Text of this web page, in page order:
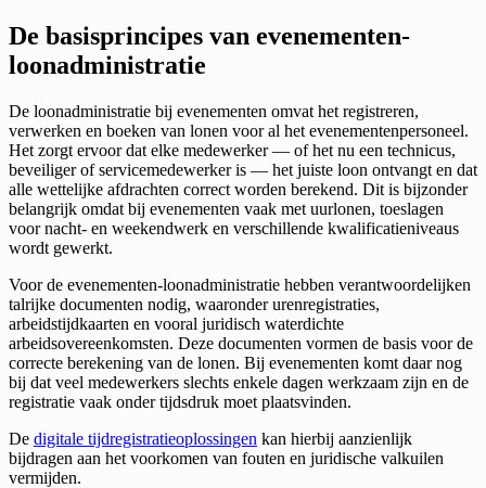
De basisprincipes van evenementen-
loonadministratie
De loonadministratie bij evenementen omvat het registreren,
verwerken en boeken van lonen voor al het evenementenpersoneel.
Het zorgt ervoor dat elke medewerker — of het nu een technicus,
beveiliger of servicemedewerker is — het juiste loon ontvangt en dat
alle wettelijke afdrachten correct worden berekend. Dit is bijzonder
belangrijk omdat bij evenementen vaak met uurlonen, toeslagen
voor nacht- en weekendwerk en verschillende kwalificatieniveaus
wordt gewerkt.
Voor de evenementen-loonadministratie hebben verantwoordelijken
talrijke documenten nodig, waaronder urenregistraties,
arbeidstijdkaarten en vooral juridisch waterdichte
arbeidsovereenkomsten. Deze documenten vormen de basis voor de
correcte berekening van de lonen. Bij evenementen komt daar nog
bij dat veel medewerkers slechts enkele dagen werkzaam zijn en de
registratie vaak onder tijdsdruk moet plaatsvinden.
De digitale tijdregistratieoplossingen kan hierbij aanzienlijk
bijdragen aan het voorkomen van fouten en juridische valkuilen
vermijden.